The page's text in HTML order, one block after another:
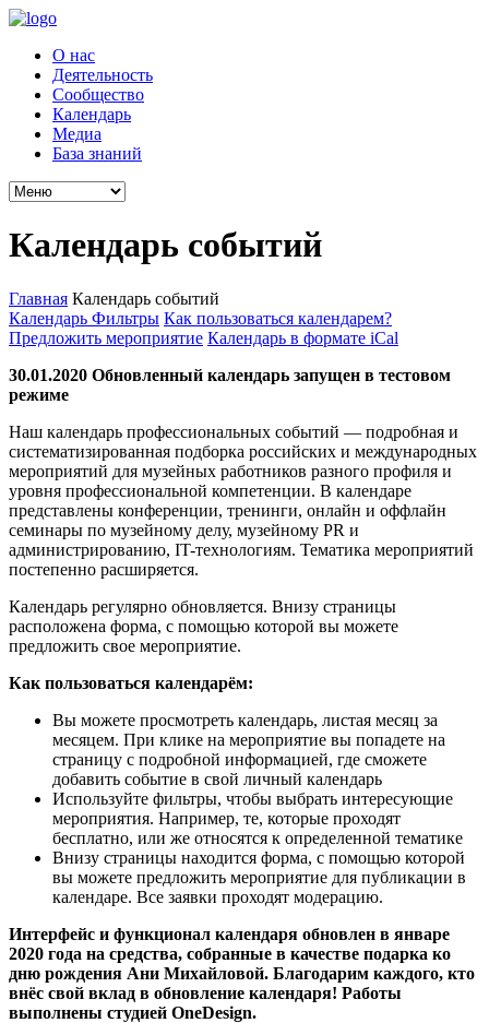
О нас
Деятельность
Сообщество
Календарь
Медиа
База знаний
Календарь событий
Главная Календарь событий
Календарь Фильтры Как пользоваться календарем?
Предложить мероприятие Календарь в формате iCal
30.01.2020 Обновленный календарь запущен в тестовом
режиме
Наш календарь профессиональных событий — подробная и
систематизированная подборка российских и международных
мероприятий для музейных работников разного профиля и
уровня профессиональной компетенции. В календаре
представлены конференции, тренинги, онлайн и оффлайн
семинары по музейному делу, музейному PR и
администрированию, IT-технологиям. Тематика мероприятий
постепенно расширяется.
Календарь регулярно обновляется. Внизу страницы
расположена форма, с помощью которой вы можете
предложить свое мероприятие.
Как пользоваться календарём:
Вы можете просмотреть календарь, листая месяц за
месяцем. При клике на мероприятие вы попадете на
страницу с подробной информацией, где сможете
добавить событие в свой личный календарь
Используйте фильтры, чтобы выбрать интересующие
мероприятия. Например, те, которые проходят
бесплатно, или же относятся к определенной тематике
Внизу страницы находится форма, с помощью которой
вы можете предложить мероприятие для публикации в
календаре. Все заявки проходят модерацию.
Интерфейс и функционал календаря обновлен в январе
2020 года на средства, собранные в качестве подарка ко
дню рождения Ани Михайловой. Благодарим каждого, кто
внёс свой вклад в обновление календаря! Работы
выполнены студией OneDesign.